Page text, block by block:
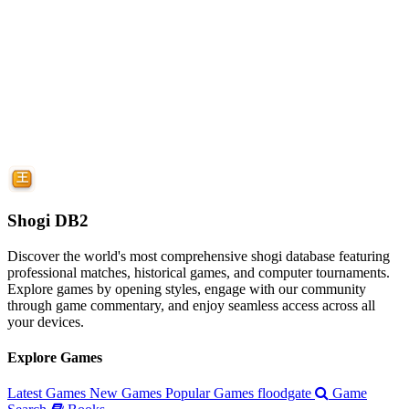
Shogi DB2
Discover the world's most comprehensive shogi database featuring
professional matches, historical games, and computer tournaments.
Explore games by opening styles, engage with our community
through game commentary, and enjoy seamless access across all
your devices.
Explore Games
Latest Games New Games Popular Games floodgate
Game